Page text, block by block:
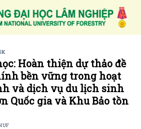
Hoàn thiện dự thảo đề
bền vững trong hoạt
và dịch vụ du lịch sinh
Quốc gia và Khu Bảo tồn